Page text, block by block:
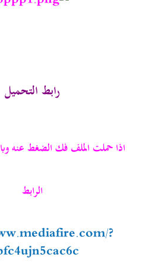
رابط التحميل
اذا حملت الملف فك الضغط عنه
الرابط
?